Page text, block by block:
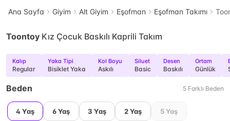
Ana Sayfa Giyim Alt Giyim Eşofman Eşofman Takımı
Toontoy Kız Çocuk Baskılı Kaprili Takım
Kalıp
Regular
Yaka Tipi
Bisiklet Yaka
Kol Boyu
Askılı
Siluet
Basic
Desen
Baskılı
Ortam
Günlük
Beden 5 Farklı Beden
4 Yaş 6 Yaş 3 Yaş 2 Yaş 5 Yaş